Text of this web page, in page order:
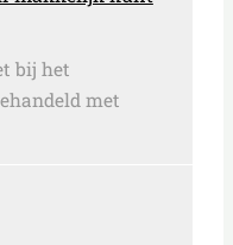
bij het
met